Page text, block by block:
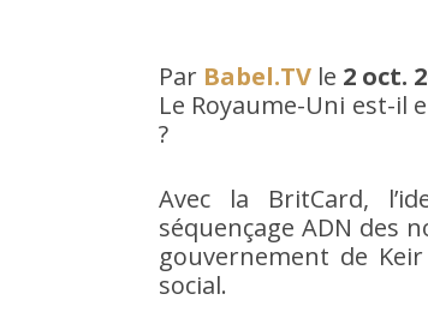
Par Babel.TV le 2 oct.
Le Royaume-Uni est-il
?
Avec la BritCard,
séquençage ADN des
gouvernement de
social.